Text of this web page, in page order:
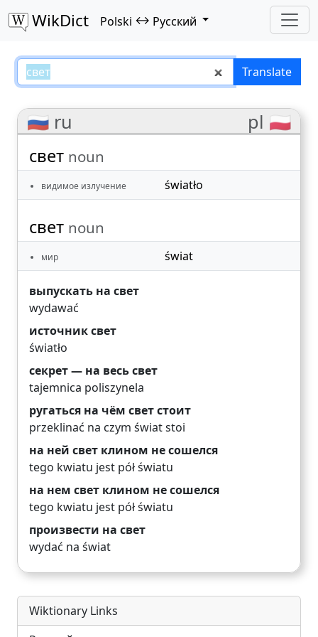
WikDict Polski ↔ Русский
свет – Polski–Русский Translate
🇷🇺 ru pl 🇵🇱
свет noun
видимое излучение światło
свет noun
мир świat
выпускать на свет
wydawać
источник свет
światło
секрет — на весь свет
tajemnica poliszynela
ругаться на чём свет стоит
przeklinać na czym świat stoi
на ней свет клином не сошелся
tego kwiatu jest pół światu
на нем свет клином не сошелся
tego kwiatu jest pół światu
произвести на свет
wydać na świat
Wiktionary Links